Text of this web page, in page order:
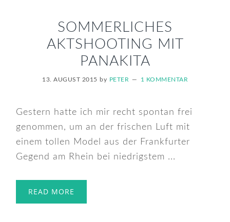
SOMMERLICHES
AKTSHOOTING MIT
PANAKITA
13. AUGUST 2015 by PETER 1 KOMMENTAR
Gestern hatte ich mir recht spontan frei
genommen, um an der frischen Luft mit
einem tollen Model aus der Frankfurter
Gegend am Rhein bei niedrigstem ...
READ MORE